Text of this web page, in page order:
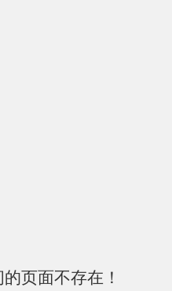
页面不存在！